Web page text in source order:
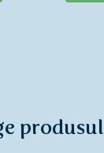
produsul